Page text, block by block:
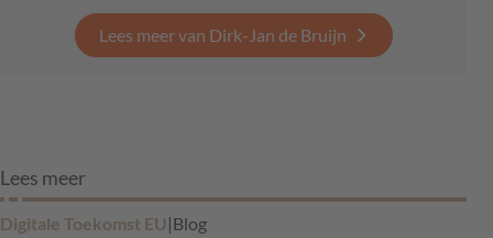
Lees meer van Dirk-Jan de Bruijn
Lees meer
Digitale Toekomst EU |Blog